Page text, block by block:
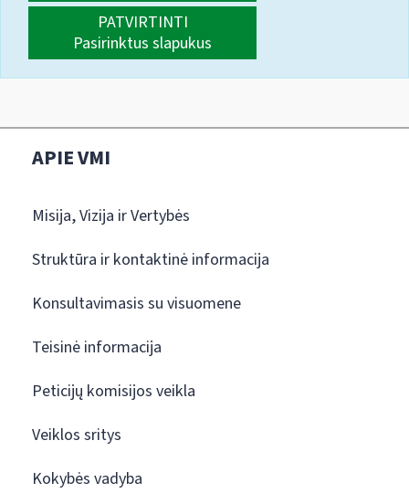
PATVIRTINTI
Pasirinktus slapukus
APIE VMI
Misija, Vizija ir Vertybės
Struktūra ir kontaktinė informacija
Konsultavimasis su visuomene
Teisinė informacija
Peticijų komisijos veikla
Veiklos sritys
Kokybės vadyba